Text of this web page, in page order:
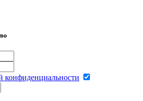
конфиденциальности